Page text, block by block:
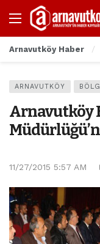
Arnavutköy Haber
ARNAVUTKÖY
Arnavutköy
11/27/2015 5:57 AM